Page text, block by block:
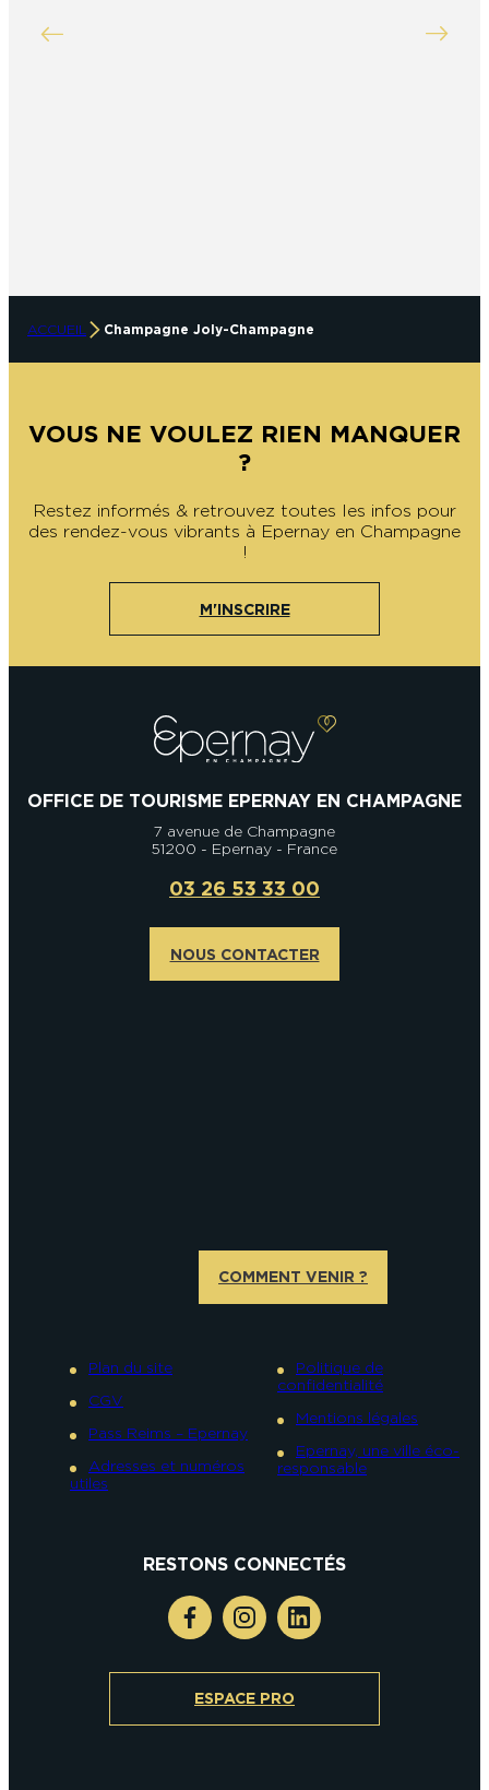
ACCUEIL Champagne Joly-Champagne
VOUS NE VOULEZ RIEN MANQUER
?
Restez informés & retrouvez toutes les infos pour
des rendez-vous vibrants à Epernay en Champagne
!
M'INSCRIRE
OFFICE DE TOURISME EPERNAY EN CHAMPAGNE
7 avenue de Champagne
51200 - Epernay - France
03 26 53 33 00
NOUS CONTACTER
COMMENT VENIR ?
Plan du site
CGV
Pass Reims – Epernay
Adresses et numéros
utiles
Politique de
confidentialité
Mentions légales
Epernay, une ville éco-
responsable
RESTONS CONNECTÉS
ESPACE PRO